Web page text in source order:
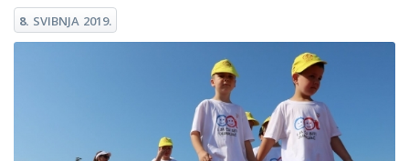
8. SVIBNJA 2019.